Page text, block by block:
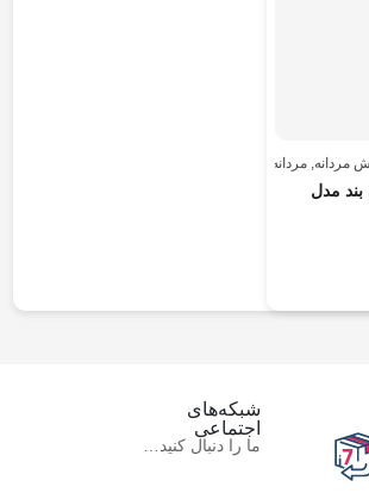
مردانه,مردانه
مدل
شبکه‌های
اجتماعی
ما را دنبال کنید…